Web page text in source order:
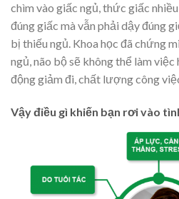
chìm vào giấc ngủ, thức giấc
đúng giấc mà vẫn phải dậy đúng
bị thiếu ngủ. Khoa học đã chứng
ngủ, não bộ sẽ không thể làm việc
động giảm đi, chất lượng công
Vậy điều gì khiến bạn rơi vào